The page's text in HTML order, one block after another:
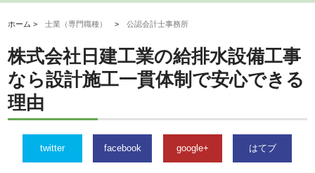
ホーム >士業（専門職種） >公認会計士事務所
株式会社日建工業の給排水設備工事
なら設計施工一貫体制で安心できる
理由
twitter facebook google+ はてブ